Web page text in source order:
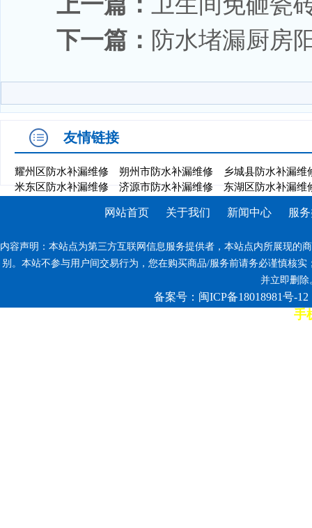
下一篇： 防水堵漏厨房
友情链接
耀州区防水补漏维修 朔州市防水补漏维修
乡城县防水补漏维
米东区防水补漏维修
济源市防水补漏维修 东湖区防水补漏维
网站首页 关于我们 新闻中心 服
内容声明：本站点为第三方互联网信息服务提供者，本站点内所展现的
别。本站不参与用户间交易行为，您在购买商品/服务前请务必谨慎核
并立即删除
备案号：闽ICP备18018981号-12
7*12小时客服热线: 康师傅手